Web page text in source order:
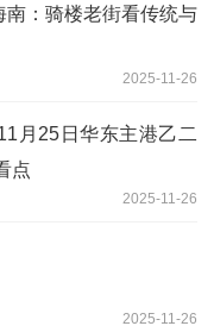
南：骑楼老街看传统与
2025-11-26
月25日华东主港乙二
点
2025-11-26
2025-11-26